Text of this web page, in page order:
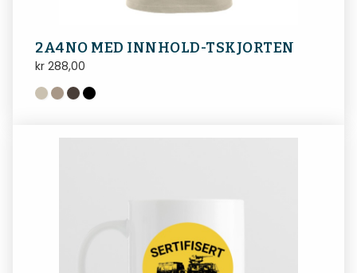
2A4NO MED INNHOLD-TSKJORTEN
kr 288,00